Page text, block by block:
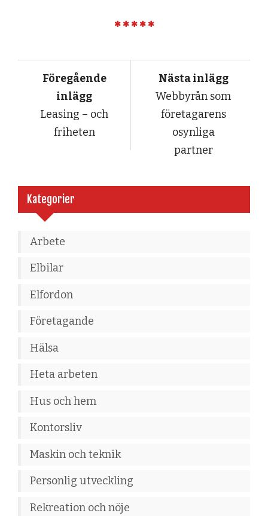
Föregående
inlägg
Leasing – och
friheten
Nästa inlägg
Webbyrån som
företagarens
osynliga
partner
Kategorier
Arbete
Elbilar
Elfordon
Företagande
Hälsa
Heta arbeten
Hus och hem
Kontorsliv
Maskin och teknik
Personlig utveckling
Rekreation och nöje